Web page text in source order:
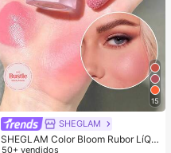
15
SHEGLAM
SHEGLAM Color Bloom Rubor LíQui
do Acabado Mate-Love Cake Color
50+ vendidos